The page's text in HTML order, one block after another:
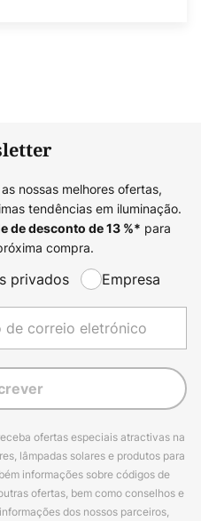
nossas melhores ofertas,
tendências em iluminação.
de desconto de13%* para
compra.
privados Empresa
ofertas especiais atractivas na
lâmpadas solares e produtos para
informações sobre códigos de
ofertas, bem como conselhos e
dos nossos parceiros,